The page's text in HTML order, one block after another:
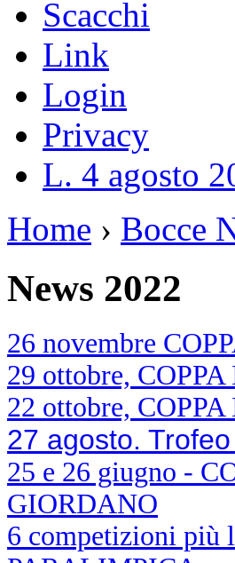
Scacchi
Link
Login
Privacy
L. 4 agosto
Home › Bocce
News 2022
26 novembre
29 ottobre,
22 ottobre,
27 agosto.
25 e 26 giugno -
GIORDANO
6 competizioni più